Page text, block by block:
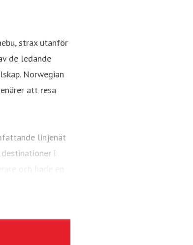
strax utanför
de ledande
Norwegian
att resa
linjenät
i
och hade en